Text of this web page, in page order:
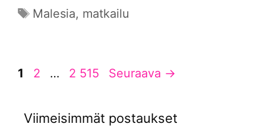
Avainsanat
Malesia, matkailu
Sivu
1 Sivu
2 … Sivu
2 515 Seuraava →
Viimeisimmät postaukset